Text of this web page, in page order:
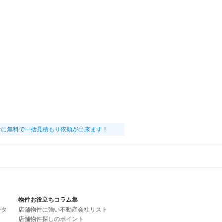
無料で一括見積もり依頼が出来ます！
物件お役立ちコラム集
店舗物件に強い不動産会社リスト
店舗物件探しのポイント